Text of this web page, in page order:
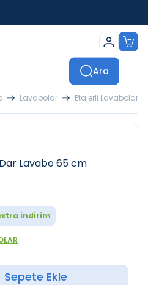
Ara
Lavabolar Etajerli Lavabolar
Lavabo 65 cm
indirim
Sepete Ekle